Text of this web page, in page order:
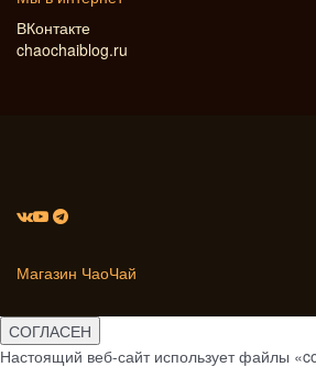
ВКонтакте
chaochaiblog.ru
Магазин ЧаоЧай
СОГЛАСЕН
Настоящий веб-сайт использует файлы